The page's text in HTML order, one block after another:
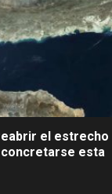
el estrecho
esta